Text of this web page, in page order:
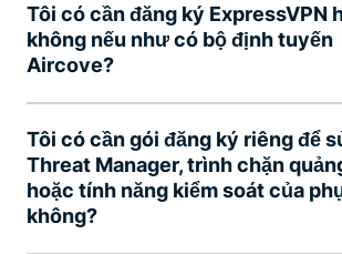
Tôi có cần đăng ký ExpressVPN
không nếu như có bộ định tuyến
Aircove?
Tôi có cần gói đăng ký riêng để
Threat Manager, trình chặn
hoặc tính năng kiểm soát của
không?